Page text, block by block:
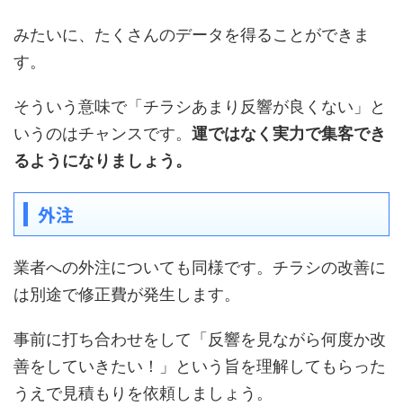
みたいに、たくさんのデータを得ることができま
す。
そういう意味で「チラシあまり反響が良くない」と
いうのはチャンスです。 運ではなく実力で集客でき
るようになりましょう。
外注
業者への外注についても同様です。チラシの改善に
は別途で修正費が発生します。
事前に打ち合わせをして「反響を見ながら何度か改
善をしていきたい！」という旨を理解してもらった
うえで見積もりを依頼しましょう。